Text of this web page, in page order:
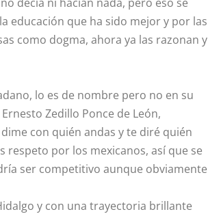
educación que ha sido mejor y por las
como dogma, ahora ya las razonan y
lo es de nombre pero no en su
Zedillo Ponce de León,
con quién andas y te diré quién
respeto por los mexicanos, así que se
ser competitivo aunque obviamente
y con una trayectoria brillante